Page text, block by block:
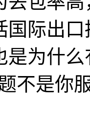
国际出
是为什
不是你